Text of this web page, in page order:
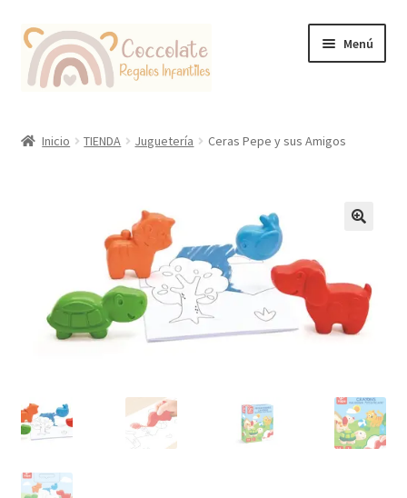
Ir
la
Ir
contenido
Menú
Inicio TIENDA Juguetería Ceras Pepe y sus Amigos